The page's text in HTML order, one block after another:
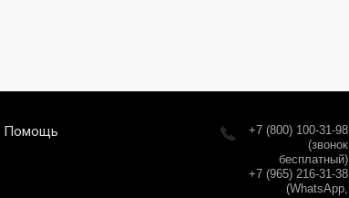
Помощь
+7 (800) 100-31-98
(звонок
бесплатный)
+7 (965) 216-31-38
(WhatsApp,